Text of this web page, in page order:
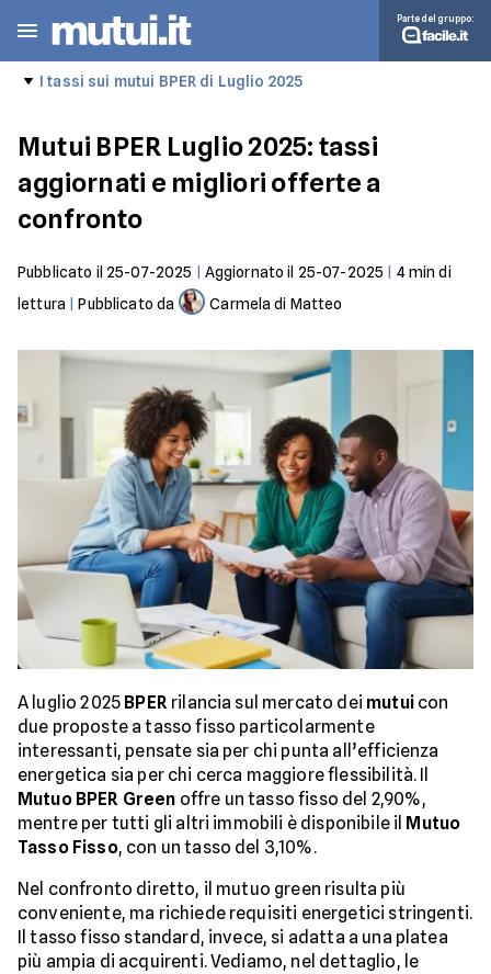
Parte del gruppo:
I tassi sui mutui BPER di Luglio 2025
Mutui BPER Luglio 2025: tassi
aggiornati e migliori offerte a
confronto
Pubblicato il 25-07-2025 Aggiornato il 25-07-2025 4min di
lettura |Pubblicato da Carmela di Matteo
A luglio 2025 BPERrilancia sul mercato dei mutuicon
due proposte a tasso fisso particolarmente
interessanti, pensate sia per chi punta all’efficienza
energetica sia per chi cerca maggiore flessibilità. Il
Mutuo BPER Green offre un tasso fisso del 2,90%,
mentre per tutti gli altri immobili è disponibile il Mutuo
Tasso Fisso, con un tasso del 3,10%.
Nel confronto diretto, il mutuo green risulta più
conveniente, ma richiede requisiti energetici stringenti.
Il tasso fisso standard, invece, si adatta a una platea
più ampia di acquirenti. Vediamo, nel dettaglio, le